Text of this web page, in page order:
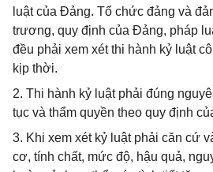
luật của Đảng. Tổ chức đảng và
trương, quy định của Đảng, pháp
đều phải xem xét thi hành kỷ luật
kịp thời.
2. Thi hành kỷ luật phải đúng
tục và thẩm quyền theo quy định
3. Khi xem xét kỷ luật phải căn cứ
cơ, tính chất, mức độ, hậu quả,